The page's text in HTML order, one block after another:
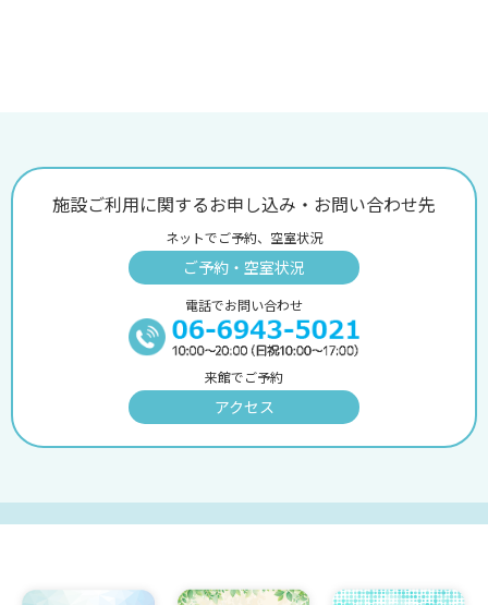
施設ご利用に関するお申し込み・お問い合わせ先
ネットでご予約、空室状況
ご予約・空室状況
電話でお問い合わせ
来館でご予約
アクセス